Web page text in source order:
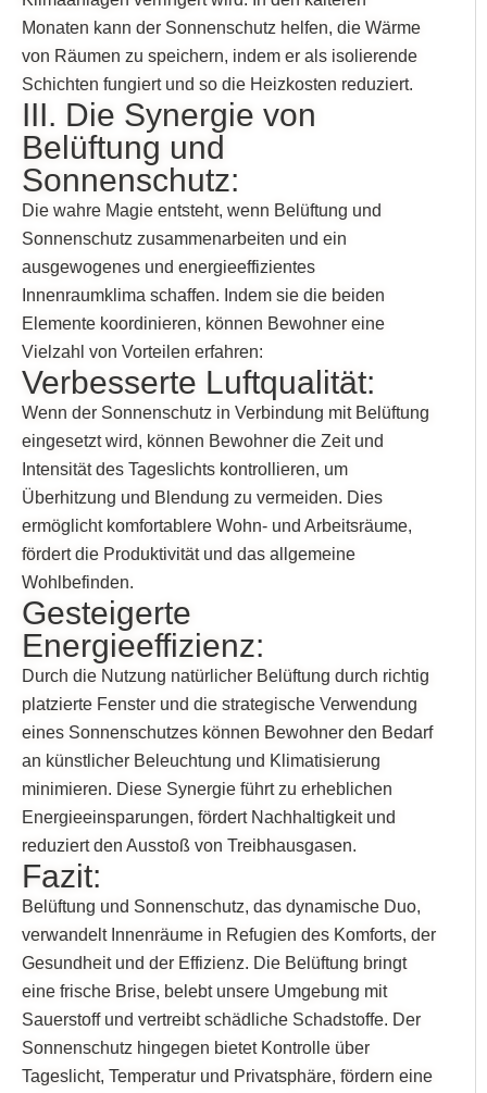
Monaten kann der Sonnenschutz helfen, die Wärme
von Räumen zu speichern, indem er als isolierende
Schichten fungiert und so die Heizkosten reduziert.
III. Die Synergie von
Belüftung und
Sonnenschutz:
Die wahre Magie entsteht, wenn Belüftung und
Sonnenschutz zusammenarbeiten und ein
ausgewogenes und energieeffizientes
Innenraumklima schaffen. Indem sie die beiden
Elemente koordinieren, können Bewohner eine
Vielzahl von Vorteilen erfahren:
Verbesserte Luftqualität:
Wenn der Sonnenschutz in Verbindung mit Belüftung
eingesetzt wird, können Bewohner die Zeit und
Intensität des Tageslichts kontrollieren, um
Überhitzung und Blendung zu vermeiden. Dies
ermöglicht komfortablere Wohn- und Arbeitsräume,
fördert die Produktivität und das allgemeine
Wohlbefinden.
Gesteigerte
Energieeffizienz:
Durch die Nutzung natürlicher Belüftung durch richtig
platzierte Fenster und die strategische Verwendung
eines Sonnenschutzes können Bewohner den Bedarf
an künstlicher Beleuchtung und Klimatisierung
minimieren. Diese Synergie führt zu erheblichen
Energieeinsparungen, fördert Nachhaltigkeit und
reduziert den Ausstoß von Treibhausgasen.
Fazit:
Belüftung und Sonnenschutz, das dynamische Duo,
verwandelt Innenräume in Refugien des Komforts, der
Gesundheit und der Effizienz. Die Belüftung bringt
eine frische Brise, belebt unsere Umgebung mit
Sauerstoff und vertreibt schädliche Schadstoffe. Der
Sonnenschutz hingegen bietet Kontrolle über
Tageslicht, Temperatur und Privatsphäre, fördern eine